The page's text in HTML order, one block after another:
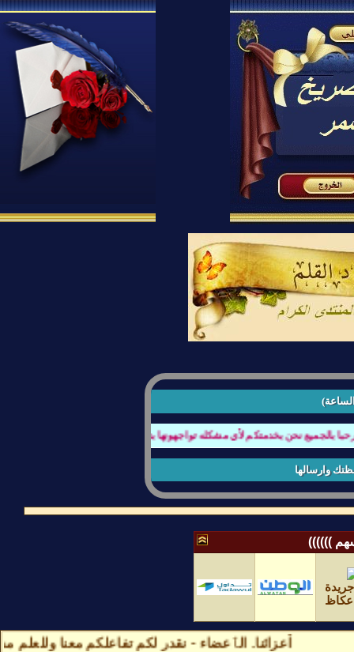
بالجميع نحن بخدمتكم لأي مشكله تواجهونها بتصفح المنتدى او عند كتابة الردود أو
وارسالها
))))))
أعزائنا. الٱعضاء - نقدر لكم تفاعلكم معنا وللعلم